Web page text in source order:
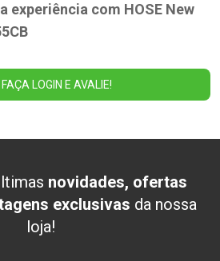
experiência com HOSE New
FAÇA LOGIN E AVALIE!
novidades, ofertas
exclusivas da nossa
loja!